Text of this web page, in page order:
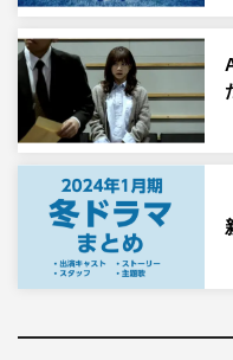
けに“婚活”をする男女
「合コン」や「婚活パー
リ」や「オンラインデ
もに変化し、ますます
時代が到来している今
たちをコミカルに描く。
福田が演じるヒロイン
売れない小説家・南綾
ザ・イヤー」の栄冠を